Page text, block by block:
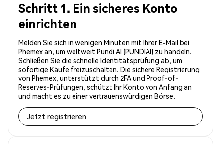
Schritt 1. Ein sicheres Konto
einrichten
Melden Sie sich in wenigen Minuten mit Ihrer E-Mail bei
Phemex an, um weltweit Pundi AI (PUNDIAI) zu handeln.
Schließen Sie die schnelle Identitätsprüfung ab, um
sofortige Käufe freizuschalten. Die sichere Registrierung
von Phemex, unterstützt durch 2FA und Proof-of-
Reserves-Prüfungen, schützt Ihr Konto von Anfang an
und macht es zu einer vertrauenswürdigen Börse.
Jetzt registrieren